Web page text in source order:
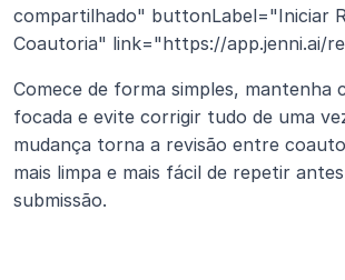
compartilhado" buttonLabel="Iniciar
Coautoria" link="https://app.jenni.ai/
Comece de forma simples, mantenha
focada e evite corrigir tudo de uma
mudança torna a revisão entre
mais limpa e mais fácil de repetir
submissão.